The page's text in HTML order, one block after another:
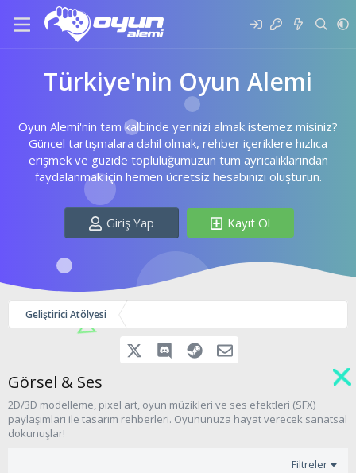
Türkiye'nin Oyun Alemi
Oyun Alemi'nin tam kalbinde yerinizi almak istemez misiniz?
Güncel tartışmalara dahil olmak, rehber içeriklere hızlıca
erişmek ve güzide topluluğumuzun tüm ayrıcalıklarından
faydalanmak için hemen ücretsiz hesabınızı oluşturun.
Giriş Yap Kayıt Ol
Geliştirici Atölyesi
X (Twitter)
DiscordSteamİletişime Geç
Görsel & Ses
2D/3D modelleme, pixel art, oyun müzikleri ve ses efektleri (SFX)
paylaşımları ile tasarım rehberleri. Oyununuza hayat verecek sanatsal
dokunuşlar!
Filtreler